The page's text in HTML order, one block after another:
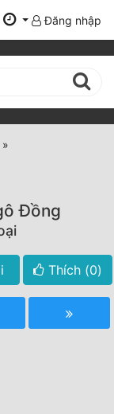
Đăng nhập
»
Đồng
Thích (0)